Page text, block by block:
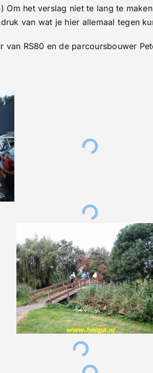
Om het verslag niet te lang te
van wat je hier allemaal tegen
van RS80 en de parcoursbouwer